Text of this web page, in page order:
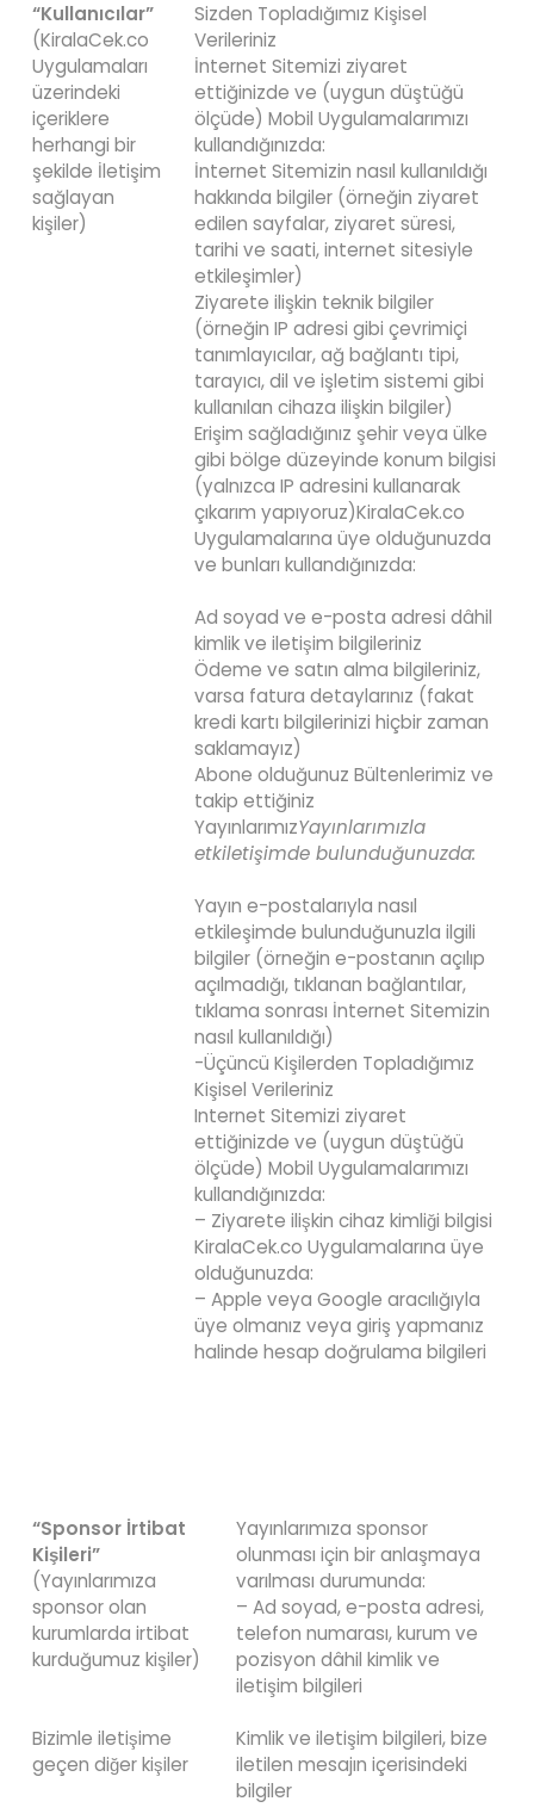
“Kullanıcılar”
(KiralaCek.co
Uygulamaları
üzerindeki
içeriklere
herhangi bir
şekilde İletişim
sağlayan
kişiler)
Sizden Topladığımız Kişisel
Verileriniz
İnternet Sitemizi ziyaret
ettiğinizde ve (uygun düştüğü
ölçüde) Mobil Uygulamalarımızı
kullandığınızda:
İnternet Sitemizin nasıl kullanıldığı
hakkında bilgiler (örneğin ziyaret
edilen sayfalar, ziyaret süresi,
tarihi ve saati, internet sitesiyle
etkileşimler)
Ziyarete ilişkin teknik bilgiler
(örneğin IP adresi gibi çevrimiçi
tanımlayıcılar, ağ bağlantı tipi,
tarayıcı, dil ve işletim sistemi gibi
kullanılan cihaza ilişkin bilgiler)
Erişim sağladığınız şehir veya ülke
gibi bölge düzeyinde konum bilgisi
(yalnızca IP adresini kullanarak
çıkarım yapıyoruz)KiralaCek.co
Uygulamalarına üye olduğunuzda
ve bunları kullandığınızda:
Ad soyad ve e-posta adresi dâhil
kimlik ve iletişim bilgileriniz
Ödeme ve satın alma bilgileriniz,
varsa fatura detaylarınız (fakat
kredi kartı bilgilerinizi hiçbir zaman
saklamayız)
Abone olduğunuz Bültenlerimiz ve
takip ettiğiniz
YayınlarımızYayınlarımızla
etkiletişimde bulunduğunuzda:
Yayın e-postalarıyla nasıl
etkileşimde bulunduğunuzla ilgili
bilgiler (örneğin e-postanın açılıp
açılmadığı, tıklanan bağlantılar,
tıklama sonrası İnternet Sitemizin
nasıl kullanıldığı)
-Üçüncü Kişilerden Topladığımız
Kişisel Verileriniz
Internet Sitemizi ziyaret
ettiğinizde ve (uygun düştüğü
ölçüde) Mobil Uygulamalarımızı
kullandığınızda:
– Ziyarete ilişkin cihaz kimliği bilgisi
KiralaCek.co Uygulamalarına üye
olduğunuzda:
– Apple veya Google aracılığıyla
üye olmanız veya giriş yapmanız
halinde hesap doğrulama bilgileri
“Sponsor İrtibat
Kişileri”
(Yayınlarımıza
sponsor olan
kurumlarda irtibat
kurduğumuz kişiler)
Yayınlarımıza sponsor
olunması için bir anlaşmaya
varılması durumunda:
– Ad soyad, e-posta adresi,
telefon numarası, kurum ve
pozisyon dâhil kimlik ve
iletişim bilgileri
Bizimle iletişime
geçen diğer kişiler
Kimlik ve iletişim bilgileri, bize
iletilen mesajın içerisindeki
bilgiler